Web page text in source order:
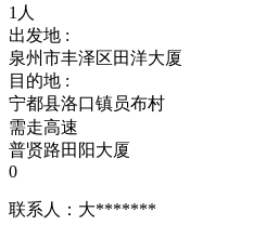
1人
出发地 :
泉州市丰泽区田洋大厦
目的地 :
宁都县洛口镇员布村
需走高速
普贤路田阳大厦
0
联系人：大*******